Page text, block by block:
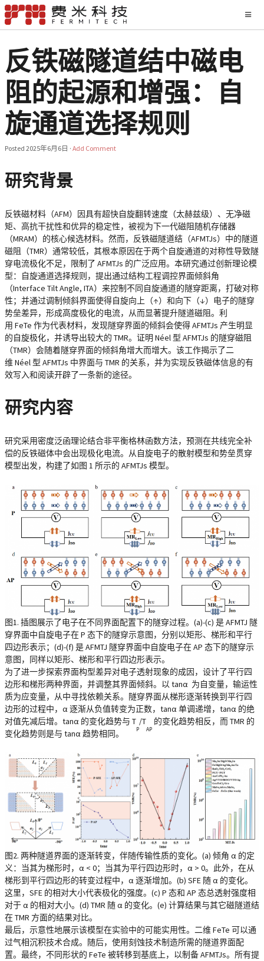
反铁磁隧道结中磁电
阻的起源和增强：自
旋通道选择规则
Posted 2025年6月6日 · Add Comment
研究背景
反铁磁材料（AFM）因具有超快自旋翻转速度（太赫兹级）、无净磁
矩、高抗干扰性和优异的稳定性，被视为下一代磁阻随机存储器
（MRAM）的核心候选材料。然而，反铁磁隧道结（AFMTJs）中的隧道
磁阻（TMR）通常较低，其根本原因在于两个自旋通道的对称性导致隧
穿电流极化不足，限制了 AFMTJs 的广泛应用。本研究通过创新理论模
型：自旋通道选择规则，提出通过结构工程调控界面倾斜角
（Interface Tilt Angle, ITA）来控制不同自旋通道的隧穿距离，打破对称
性；并通过调制倾斜界面使得自旋向上（↑）和向下（↓）电子的隧穿
势垒差异，形成高度极化的电流，从而显著提升隧道磁阻。利
用 FeTe 作为代表材料，发现隧穿界面的倾斜会使得 AFMTJs 产生明显
的自旋极化，并诱导出较大的 TMR。证明 Néel 型 AFMTJs 的隧穿磁阻
（TMR）会随着隧穿界面的倾斜角增大而增大。该工作揭示了二
维 Néel 型 AFMTJs 中界面与 TMR 的关系，并为实现反铁磁体信息的有
效写入和阅读开辟了一条新的途径。
研究内容
研究采用密度泛函理论结合非平衡格林函数方法，预测在共线完全补
偿的反铁磁体中会出现极化电流。从自旋电子的散射模型和势垒贯穿
模型出发，构建了如图 1 所示的 AFMTJs 模型。
图1. 插图展示了电子在不同界面配置下的隧穿过程。(a)-(c) 是 AFMTJ 隧
穿界面中自旋电子在 P 态下的隧穿示意图，分别以矩形、梯形和平行
四边形表示；(d)-(f) 是 AFMTJ 隧穿界面中自旋电子在 AP 态下的隧穿示
意图，同样以矩形、梯形和平行四边形表示。
为了进一步探索界面构型差异对电子透射现象的成因，设计了平行四
边形和梯形两种界面，并调整其界面倾斜。以 tanα 为自变量，输运性
质为应变量，从中寻找依赖关系。隧穿界面从梯形逐渐转换到平行四
边形的过程中，α 逐渐从负值转变为正数，tanα 单调递增，tanα 的绝
对值先减后增。tanα 的变化趋势与 T
P
/T
AP
的变化趋势相反，而 TMR 的
变化趋势则是与 tanα 趋势相同。
图2. 两种隧道界面的逐渐转变，伴随传输性质的变化。(a) 倾角 α 的定
义：当其为梯形时，α < 0；当其为平行四边形时，α > 0。此外，在从
梯形到平行四边形的转变过程中，α 逐渐增加。(b) SFE 随 α 的变化。
这里，SFE 的相对大小代表极化的强度。(c) P 态和 AP 态总透射强度相
对于 α 的相对大小。(d) TMR 随 α 的变化。(e) 计算结果与其它磁隧道结
在 TMR 方面的结果对比。
最后，示意性地展示该模型在实验中的可能实用性。二维 FeTe 可以通
过气相沉积技术合成。随后，使用刻蚀技术制造所需的隧道界面配
置。最终，不同形状的 FeTe 被转移到基底上，以制备 AFMTJs。所有提